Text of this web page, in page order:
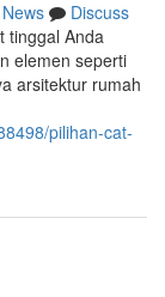
News
Discuss
tinggal Anda
elemen seperti
arsitektur rumah
pilihan-cat-